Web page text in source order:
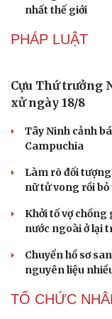
thực đường phố
Nối đà tăng
quốc tế
Gia Lai
CÔNG NGHỆ
lên đời
Các nhà khoa
ma” trong vũ trụ
Vì sao các hãng
Microsoft tăng
Trung Quốc đưa